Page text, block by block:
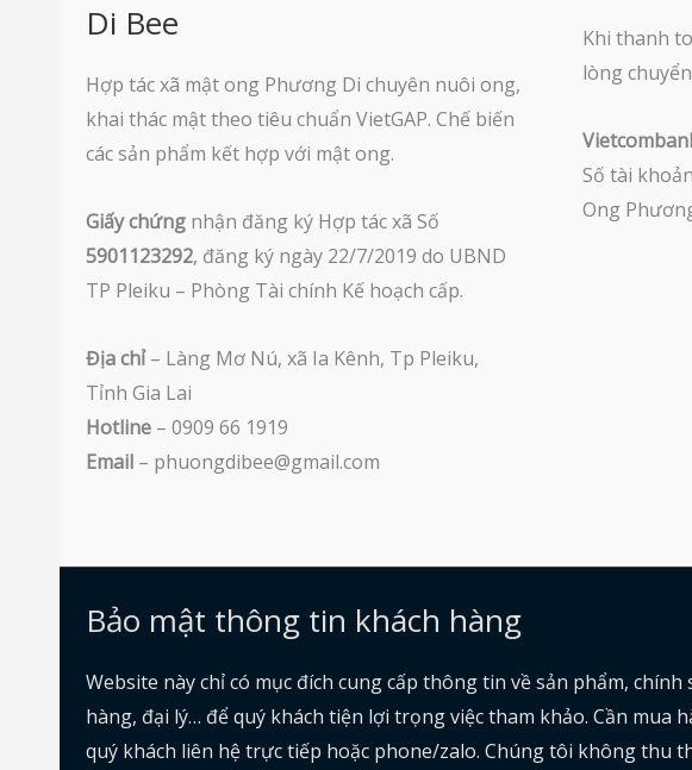
Di Bee
Hợp tác xã mật ong Phương Di chuyên nuôi ong,
khai thác mật theo tiêu chuẩn VietGAP. Chế biến
các sản phẩm kết hợp với mật ong.
Giấy chứng nhận đăng ký Hợp tác xã Số
5901123292, đăng ký ngày 22/7/2019 do UBND
TP Pleiku – Phòng Tài chính Kế hoạch cấp.
Địa chỉ– Làng Mơ Nú, xã Ia Kênh, Tp Pleiku,
Tỉnh Gia Lai
Hotline – 0909 66 1919
Email – phuongdibee@gmail.com
Khi thanh
lòng
Số tài khoản
Ong
Bảo mật thông tin khách hàng
Website này chỉ có mục đích cung cấp thông tin về sản phẩm, chính
hàng, đại lý… để quý khách tiện lợi trọng việc tham khảo. Cần mua
quý khách liên hệ trực tiếp hoặc phone/zalo. Chúng tôi không thu